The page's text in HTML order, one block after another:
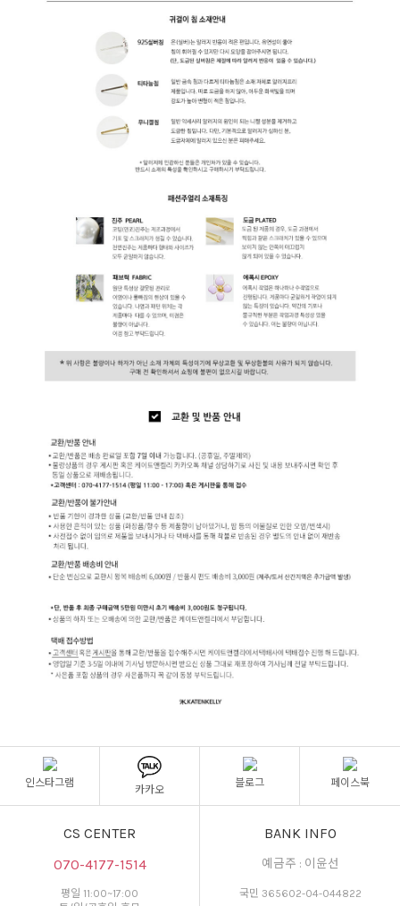
인스타그램
카카오
블로그 페이스북
CS CENTER
070-4177-1514
평일 11:00~17:00
BANK INFO
예금주 : 이윤선
국민 365602-04-044822